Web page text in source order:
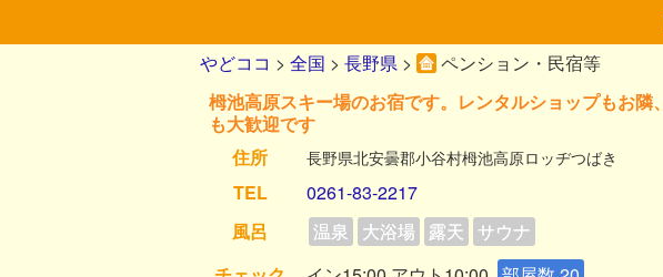
やどココ > 全国 > 長野県 >
ペンション・民宿等
栂池高原スキー場のお宿です。レンタルショップもお
も大歓迎です
住所
長野県北安曇郡小谷村栂池高原ロッヂつばき
TEL
0261-83-2217
風呂
温泉 大浴場 露天
サウナ